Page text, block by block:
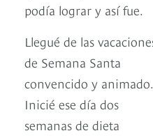
podía lograr y así fue.
Llegué de las
de Semana Santa
convencido y animado.
Inicié ese día dos
semanas de dieta